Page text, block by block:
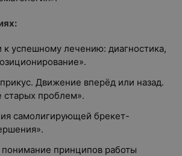
успешному лечению: диагностика,
Движение вперёд или назад.
проблем».
самолигирующей брекет-
принципов работы